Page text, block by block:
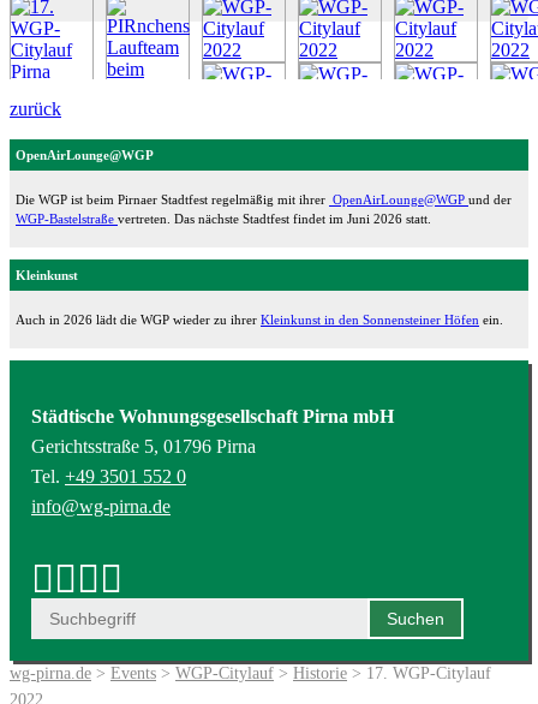
zurück
OpenAirLounge@WGP
Die WGP ist beim Pirnaer Stadtfest regelmäßig mit ihrer OpenAirLounge@WGP und der
WGP-Bastelstraße vertreten. Das nächste Stadtfest findet im Juni 2026 statt.
Kleinkunst
Auch in 2026 lädt die WGP wieder zu ihrer Kleinkunst in den Sonnensteiner Höfen ein.
Städtische Wohnungsgesellschaft Pirna mbH
Gerichtsstraße 5, 01796 Pirna
Tel. +49 3501 552 0
info@wg-pirna.de
wg-pirna.de > Events > WGP-Citylauf > Historie > 17. WGP-Citylauf
2022